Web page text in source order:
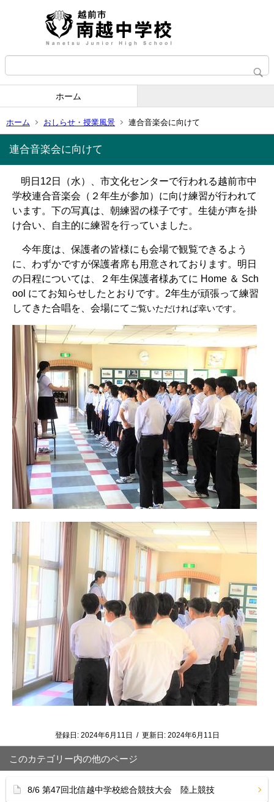
ホーム
ホーム おしらせ・授業風景 連合音楽会に向けて
連合音楽会に向けて
明日 12 日（水）、市文化センターで行われる越前市中
学校連合音楽会（２年生が参加）に向け練習が行われて
います。下の写真は、朝練習の様子です。生徒が声を掛
け合い、自主的に練習を行っていました。
今年度は、保護者の皆様にも会場で観覧できるよう
に、わずかですが保護者席も用意されております。明日
の日程については、２年生保護者様あてに Home ＆ Sch
ool にてお知らせしたとおりです。2年生が頑張って練習
してきた合唱を、会場にて ご覧いただければ幸いです。
登録日: 2024年6月11日 / 更新日: 2024年6月11日
このカテゴリー内の他のページ
8/6 第47回北信越中学校総合競技大会 陸上競技